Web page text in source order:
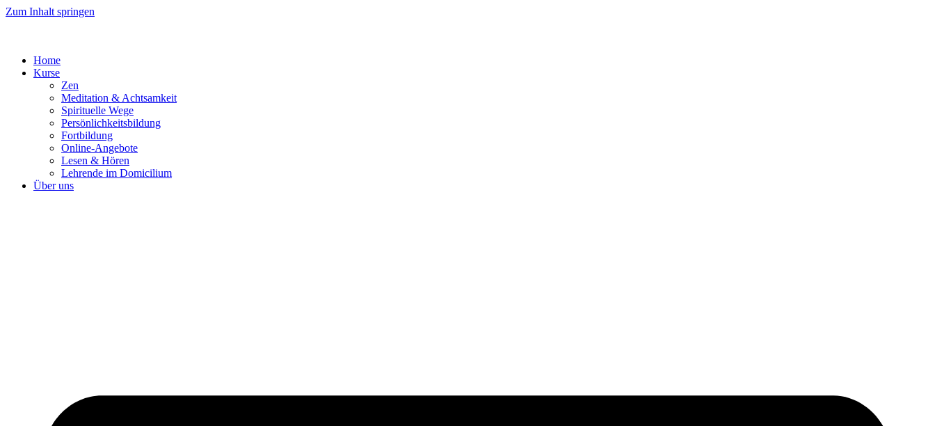
Zum Inhalt springen
Home
Kurse
Zen
Meditation & Achtsamkeit
Spirituelle Wege
Persönlichkeitsbildung
Fortbildung
Online-Angebote
Lesen & Hören
Lehrende im Domicilium
Über uns